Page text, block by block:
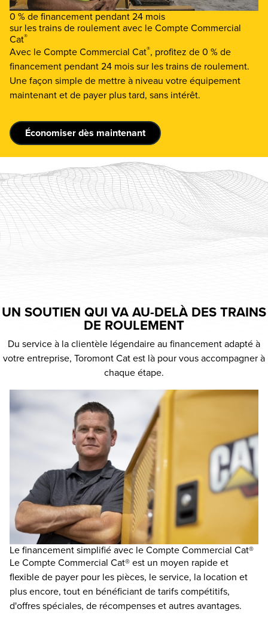
0 % de financement pendant 24 mois
sur les trains de roulement avec le Compte Commercial
Cat®
Avec le Compte Commercial Cat®, profitez de 0 % de
financement pendant 24 mois sur les trains de roulement.
Une façon simple de mettre à niveau votre équipement
maintenant et de payer plus tard, sans intérêt.
Économiser dès maintenant
UN SOUTIEN QUI VA AU-DELÀ DES TRAINS
DE ROULEMENT
Du service à la clientèle légendaire au financement adapté à
votre entreprise, Toromont Cat est là pour vous accompagner à
chaque étape.
Le financement simplifié avec le Compte Commercial Cat®
Le Compte Commercial Cat® est un moyen rapide et
flexible de payer pour les pièces, le service, la location et
plus encore, tout en bénéficiant de tarifs compétitifs,
d'offres spéciales, de récompenses et autres avantages.